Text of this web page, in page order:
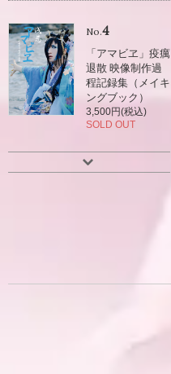
No.4
「アマビヱ」疫癘
退散 映像制作過
程記録集（メイキ
ングブック）
3,500円(税込)
SOLD OUT